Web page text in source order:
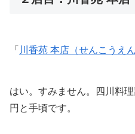
「 川香苑 本店（せんこうえ
はい。すみません。四川料
円と手頃です。